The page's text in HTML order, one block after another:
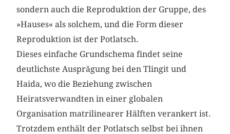
sondern auch die Reproduktion der Gruppe, des
»Hauses« als solchem, und die Form dieser
Reproduktion ist der Potlatsch.
Dieses einfache Grundschema findet seine
deutlichste Ausprägung bei den Tlingit und
Haida, wo die Beziehung zwischen
Heiratsverwandten in einer globalen
Organisation matrilinearer Hälften verankert ist.
Trotzdem enthält der Potlatsch selbst bei ihnen